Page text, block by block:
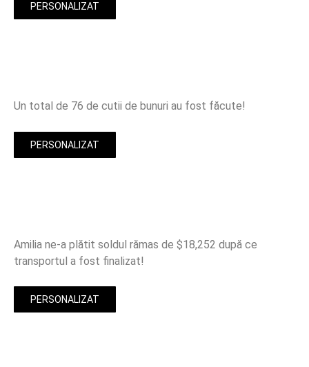
PERSONALIZAT
Un total de 76 de cutii de bunuri au fost făcute!
PERSONALIZAT
Amilia ne-a plătit soldul rămas de $18,252 după ce
transportul a fost finalizat!
PERSONALIZAT